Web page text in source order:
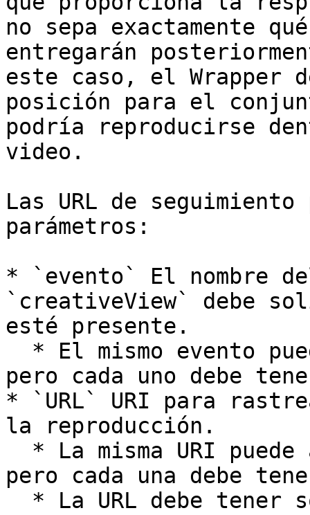
no sepa exactamente
entregarán
este caso, el Wrapper
posición para el
podría reproducirse
video.
Las URL de
parámetros:
* `evento` El nombre
`creativeView` debe
esté presente.
pero cada uno debe
* `URL` URI para
la reproducción.
pero cada una debe